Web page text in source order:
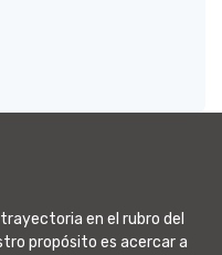
en el rubro del
propósito es acercar a